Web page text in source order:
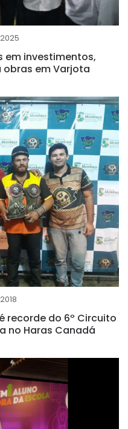
em investimentos,
obras em Varjota
recorde do 6º Circuito
no Haras Canadá